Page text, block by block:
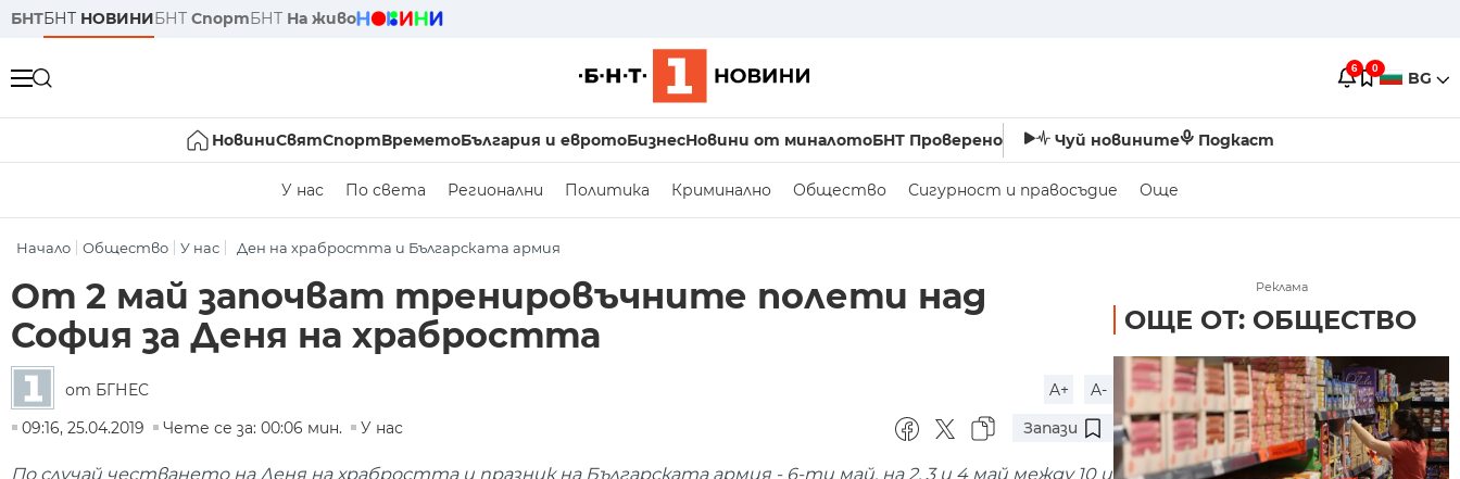
БНТБНТ НОВИНИБНТ СпортБНТ На живо
6 0 BG
НовиниСвятСпортВреметоБългария и евротоБизнесНовини от миналотоБНТ Проверено Чуй новините Подкаст
У нас По света Регионални Политика Криминално Общество Сигурност и правосъдие Още
Начало Общество У нас Ден на храбростта и Българската армия
От 2 май започват тренировъчните полети над
София за Деня на храбростта
от БГНЕС A+
A-
09:16, 25.04.2019
Чете се за: 00:06 мин. У нас Запази
По случай честването на Деня на храбростта и празник на Българската армия - 6-ти май, на 2, 3 и 4 май между 10 и
Реклама
ОЩЕ ОТ: ОБЩЕСТВО